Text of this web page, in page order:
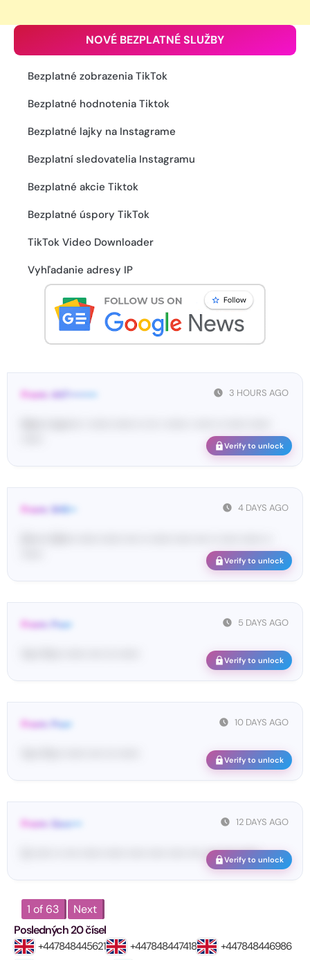
NOVÉ BEZPLATNÉ SLUŽBY
Bezplatné zobrazenia TikTok
Bezplatné hodnotenia Tiktok
Bezplatné lajky na Instagrame
Bezplatní sledovatelia Instagramu
Bezplatné akcie Tiktok
Bezplatné úspory TikTok
TikTok Video Downloader
Vyhľadanie adresy IP
3 HOURS AGO
From: 447••••••••
Verify to unlock
4 DAYS AGO
From: SHE••
Verify to unlock
5 DAYS AGO
From: Pos•
Verify to unlock
10 DAYS AGO
From: Pos•
Verify to unlock
12 DAYS AGO
From: Goo•••
G-••••• •• •••• •••••• •••••• ••••• ••••• ••••• •••• •••• •••• ••••••
Verify to unlock
1 of 63
Next
Posledných 20 čísel
+447848445621 +447848447418
+447848446986